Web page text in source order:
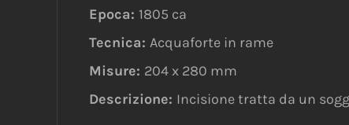
Epoca: 1805 ca
Tecnica: Acquaforte in rame
Misure: 204 x 280 mm
Descrizione: Incisione tratta da un